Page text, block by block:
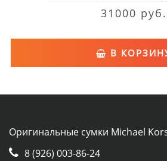
31000 руб.
В
Оригинальные сумки Michael
8 (926) 003-86-24